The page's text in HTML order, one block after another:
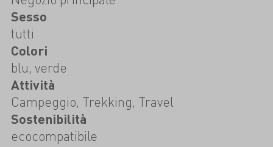
Sesso
tutti
Colori
blu, verde
Attività
Campeggio, Trekking, Travel
Sostenibilità
ecocompatibile